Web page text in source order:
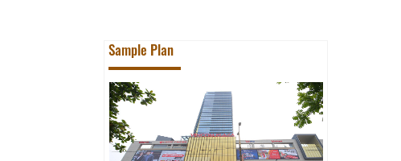
Sample Plan